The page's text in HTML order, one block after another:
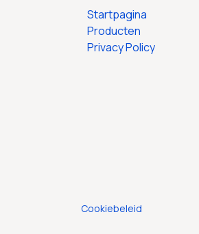
Startpagina
Producten
Privacy Policy
Cookiebeleid